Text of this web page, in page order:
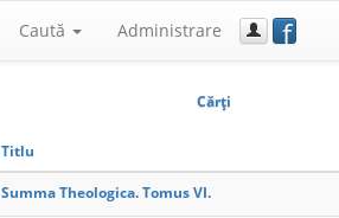
Caută Administrare f
Cărţi
Titlu
Summa Theologica. Tomus VI.